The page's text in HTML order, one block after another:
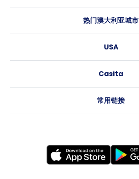
格拉斯哥
爱丁堡
利兹
布里斯托
卡迪夫
布拉德福德
纽卡斯尔
都柏林
热门澳大利亚城市
布里斯班
阿德莱德
USA
洛杉矶
Casita
常用链接